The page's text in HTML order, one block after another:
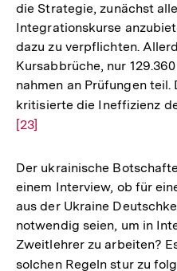
die Strategie, zunächst
Integrationskurse
dazu zu verpflichten.
Kursabbrüche, nur
nahmen an Prüfungen
kritisierte die Ineffizienz
[23]
Der ukrainische
einem Interview, ob für
aus der Ukraine
notwendig seien, um in
Zweitlehrer zu arbeiten?
solchen Regeln stur zu